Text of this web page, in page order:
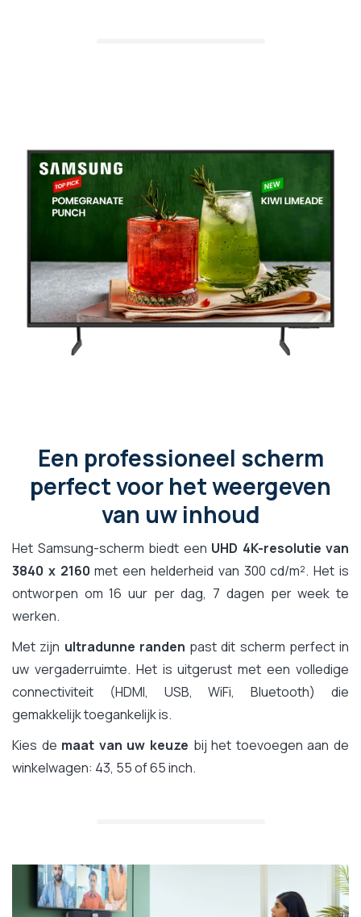
Een professioneel scherm
perfect voor het weergeven
van uw inhoud
Het Samsung-scherm biedt een UHD 4K-resolutie van
3840 x 2160 met een helderheid van 300 cd/m². Het is
ontworpen om 16 uur per dag, 7 dagen per week te
werken.
Met zijn ultradunne randen past dit scherm perfect in
uw vergaderruimte. Het is uitgerust met een volledige
connectiviteit (HDMI, USB, WiFi, Bluetooth) die
gemakkelijk toegankelijk is.
Kies de maat van uw keuze bij het toevoegen aan de
winkelwagen: 43, 55 of 65 inch.